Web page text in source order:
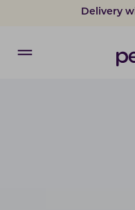
Delivery